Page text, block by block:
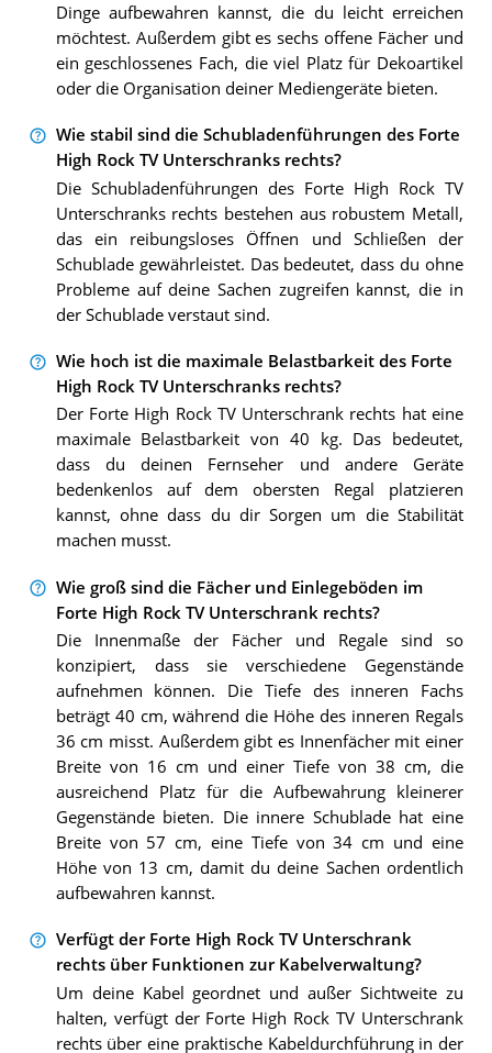
Dinge aufbewahren kannst, die du leicht erreichen
möchtest. Außerdem gibt es sechs offene Fächer und
ein geschlossenes Fach, die viel Platz für Dekoartikel
oder die Organisation deiner Mediengeräte bieten.
Wie stabil sind die Schubladenführungen des Forte
High Rock TV Unterschranks rechts?
Die Schubladenführungen des Forte High Rock TV
Unterschranks rechts bestehen aus robustem Metall,
das ein reibungsloses Öffnen und Schließen der
Schublade gewährleistet. Das bedeutet, dass du ohne
Probleme auf deine Sachen zugreifen kannst, die in
der Schublade verstaut sind.
Wie hoch ist die maximale Belastbarkeit des Forte
High Rock TV Unterschranks rechts?
Der Forte High Rock TV Unterschrank rechts hat eine
maximale Belastbarkeit von 40 kg. Das bedeutet,
dass du deinen Fernseher und andere Geräte
bedenkenlos auf dem obersten Regal platzieren
kannst, ohne dass du dir Sorgen um die Stabilität
machen musst.
Wie groß sind die Fächer und Einlegeböden im
Forte High Rock TV Unterschrank rechts?
Die Innenmaße der Fächer und Regale sind so
konzipiert, dass sie verschiedene Gegenstände
aufnehmen können. Die Tiefe des inneren Fachs
beträgt 40 cm, während die Höhe des inneren Regals
36 cm misst. Außerdem gibt es Innenfächer mit einer
Breite von 16 cm und einer Tiefe von 38 cm, die
ausreichend Platz für die Aufbewahrung kleinerer
Gegenstände bieten. Die innere Schublade hat eine
Breite von 57 cm, eine Tiefe von 34 cm und eine
Höhe von 13 cm, damit du deine Sachen ordentlich
aufbewahren kannst.
Verfügt der Forte High Rock TV Unterschrank
rechts über Funktionen zur Kabelverwaltung?
Um deine Kabel geordnet und außer Sichtweite zu
halten, verfügt der Forte High Rock TV Unterschrank
rechts über eine praktische Kabeldurchführung in der